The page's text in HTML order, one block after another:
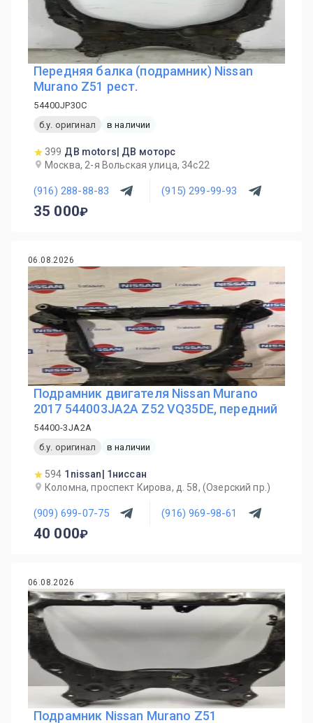
Передняя балка (подрамник) Nissan
Murano Z51 рест.
54400JP30C
б.у. оригинал
в наличии
399 ДВ motors| ДВ моторс
Москва, 2-я Вольская улица, 34с22
(916) 288-88-83 (915) 299-99-93
35 000
06.08.2026
Подрамник двигателя Nissan Murano
2017 544003JA2A Z52 VQ35DE, передний
54400-3JA2A
б.у. оригинал
в наличии
594 1nissan| 1ниссан
Коломна, проспект Кирова, д. 58, (Озерский пр.)
(909) 699-07-75 (916) 969-98-61
40 000
06.08.2026
Подрамник Nissan Murano Z51